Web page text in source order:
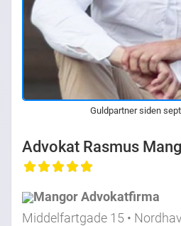
Guldpartner siden
Advokat Rasmus
Mangor Advokatfirma
Middelfartgade 15 •